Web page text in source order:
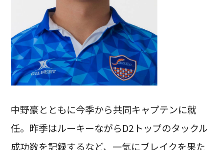
中野豪とともに今季から共同キャプテンに就
任。昨季はルーキーながらD2トップのタックル
成功数を記録するなど、一気にブレイクを果た